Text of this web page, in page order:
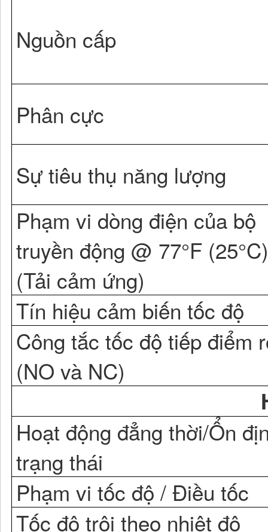
Nguồn cấp
Phân cực
Sự tiêu thụ năng lượng
Phạm vi dòng điện của bộ
truyền động @ 77°F
(Tải cảm ứng)
Tín hiệu cảm biến tốc độ
Công tắc tốc độ tiếp điểm
(NO và NC)
Hoạt động đẳng thời/Ổn
trạng thái
Phạm vi tốc độ / Điều tốc
Tốc độ trôi theo nhiệt độ